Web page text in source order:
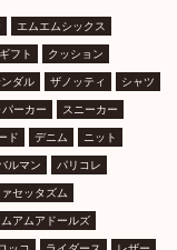
エムエムシックス
ギフト クッション
ダル ザノッティ シャツ
ーカー スニーカー
ド デニム ニット
ルマン パリコレ
ァセッタズム
ムアムアドールズ